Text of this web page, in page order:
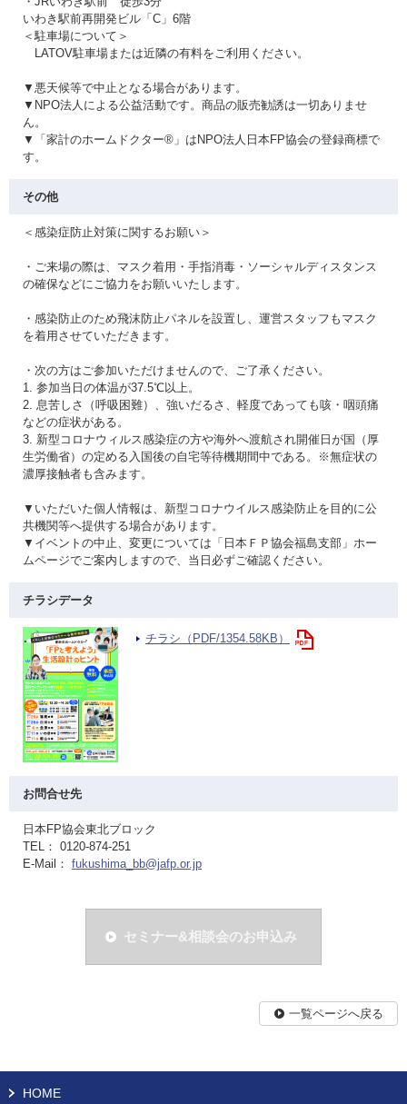
いわき駅前再開発ビル「C」6階
＜駐車場について＞
LATOV駐車場または近隣の有料をご利用ください。
▼悪天候等で中止となる場合があります。
▼NPO法人による公益活動です。商品の販売勧誘は一切ありませ
ん。
▼「家計のホームドクター®」はNPO法人日本FP協会の登録商標で
す。
その他
＜感染症防止対策に関するお願い＞
・ご来場の際は、マスク着用・手指消毒・ソーシャルディスタンス
の確保などにご協力をお願いいたします。
・感染防止のため飛沫防止パネルを設置し、運営スタッフもマスク
を着用させていただきます。
・次の方はご参加いただけませんので、ご了承ください。
1. 参加当日の体温が37.5℃以上。
2. 息苦しさ（呼吸困難）、強いだるさ、軽度であっても咳・咽頭痛
などの症状がある。
3. 新型コロナウィルス感染症の方や海外へ渡航され開催日が国（厚
生労働省）の定める入国後の自宅等待機期間中である。※無症状の
濃厚接触者も含みます。
▼いただいた個人情報は、新型コロナウイルス感染防止を目的に公
共機関等へ提供する場合があります。
▼イベントの中止、変更については「日本ＦＰ協会福島支部」ホー
ムページでご案内しますので、当日必ずご確認ください。
チラシデータ
チラシ（PDF/1354.58KB）
お問合せ先
日本FP協会東北ブロック
TEL： 0120-874-251
E-Mail： fukushima_bb@jafp.or.jp
セミナー&相談会のお申込み
一覧ページへ戻る
HOME